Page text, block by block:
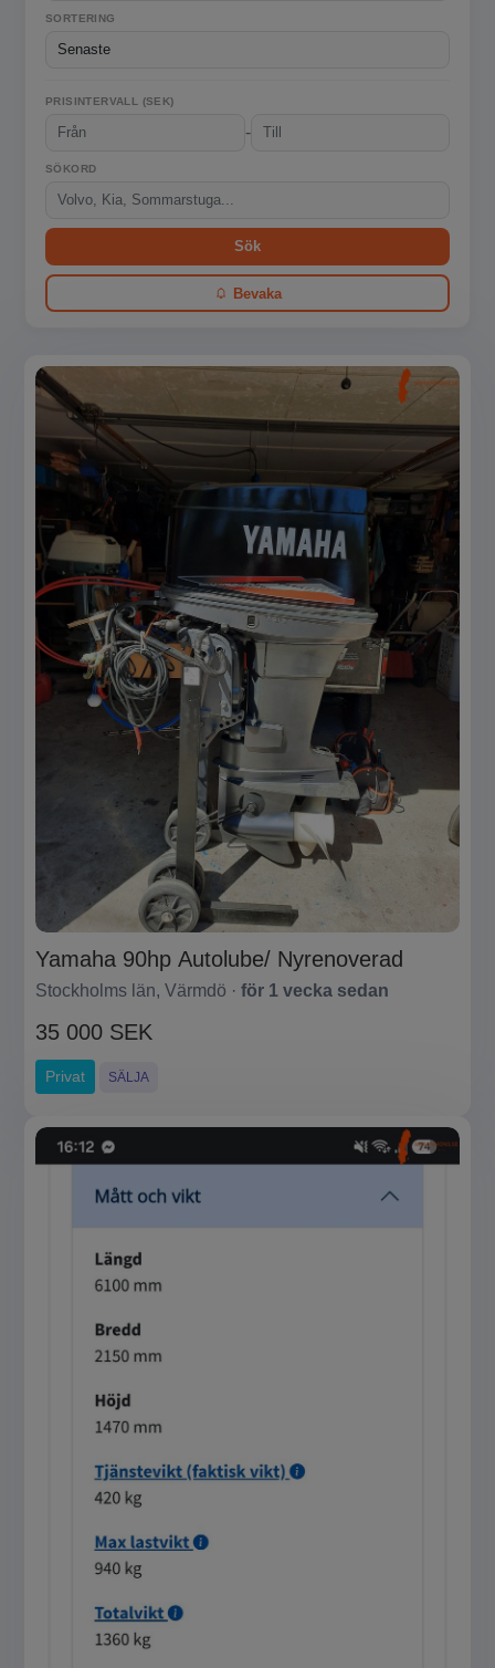
SORTERING
PRISINTERVALL (SEK)
-
SÖKORD
Sök
Bevaka
Yamaha 90hp Autolube/ Nyrenoverad
Stockholms län, Värmdö · för 1 vecka sedan
35 000 SEK
Privat SÄLJA